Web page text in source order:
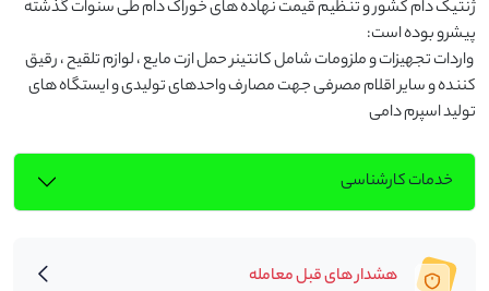
تولید اسپرم دامی
خدمات کارشناسی
هشدار های قبل معامله